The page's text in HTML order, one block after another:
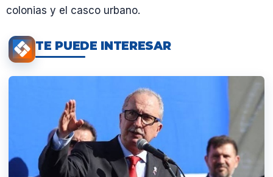
colonias y el casco urbano.
TE PUEDE INTERESAR